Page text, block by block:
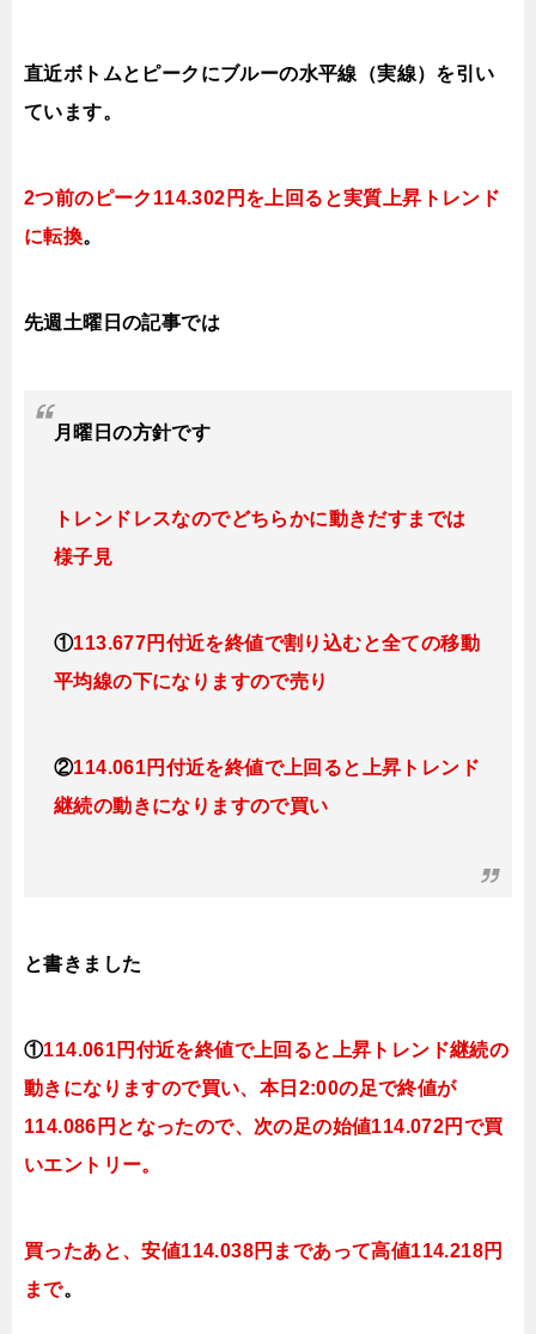
直近ボトムとピークにブルーの水平線（実線）を引い
ています。
2つ前のピーク 114.302円を上回ると実質上昇トレンド
に転換。
先週土曜日の記事では
月曜日の方針です
トレンドレスなのでどちらかに動きだすまでは
様子見
①113.677円付近を終値で割り込むと全ての移動
平均線の下になりますので売り
②114.061円付近を終値で上回ると上昇トレンド
継続の動きになりますので買い
と書きました
①114.061円付近を終値で上回ると上昇トレンド継続の
動きになりますので買い、本日2:00の足で終値が
114.086円となったので、次の足の始値114.072円で買
いエントリー。
買ったあと、安値114.038円まであって高値114.218円
まで。